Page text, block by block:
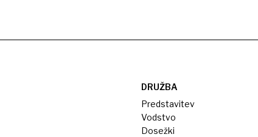
DRUŽBA
Predstavitev
Vodstvo
Dosežki